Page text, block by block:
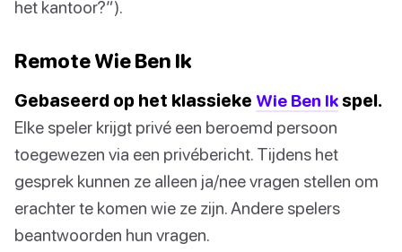
het kantoor?”).
Remote Wie Ben Ik
Gebaseerd op het klassieke Wie Ben Ikspel.
Elke speler krijgt privé een beroemd persoon
toegewezen via een privébericht. Tijdens het
gesprek kunnen ze alleen ja/nee vragen stellen om
erachter te komen wie ze zijn. Andere spelers
beantwoorden hun vragen.